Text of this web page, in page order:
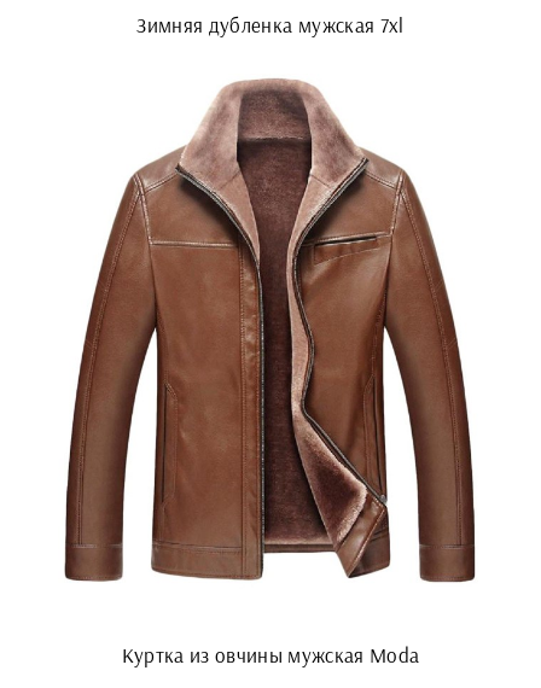
Зимняя дубленка мужская 7xl
Куртка из овчины мужская Moda